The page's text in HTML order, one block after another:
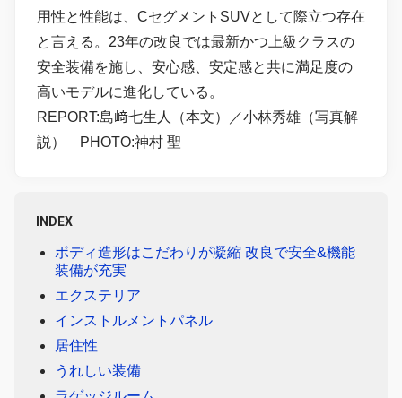
用性と性能は、CセグメントSUVとして際立つ存在
と言える。23年の改良では最新かつ上級クラスの
安全装備を施し、安心感、安定感と共に満足度の
高いモデルに進化している。
REPORT:島﨑七生人（本文）／小林秀雄（写真解
説） PHOTO:神村 聖
INDEX
ボディ造形はこだわりが凝縮 改良で安全&機能
装備が充実
エクステリア
インストルメントパネル
居住性
うれしい装備